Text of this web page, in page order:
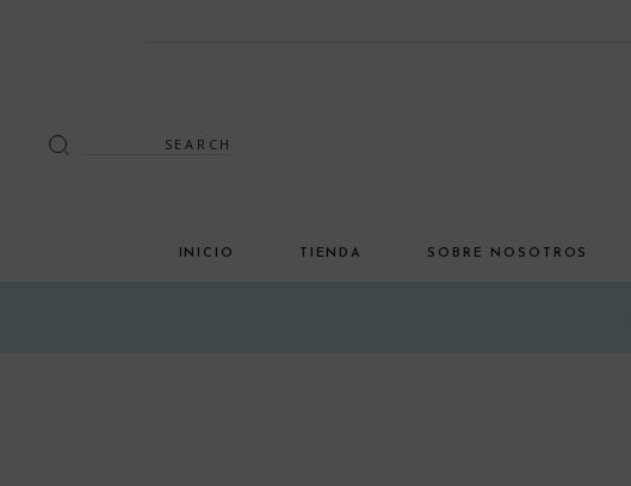
Search
for:
INICIO TIENDA SOBRE NOSOTROS